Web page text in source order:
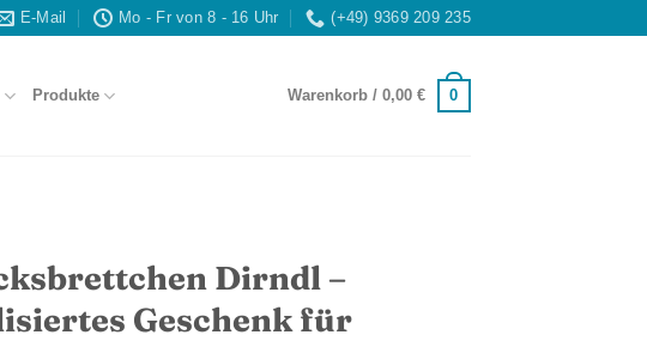
E-Mail Mo - Fr von 8 - 16 Uhr (+49) 9369 209 235
Produkte Warenkorb / 0,00 € 0
Dirndl –
Geschenk für